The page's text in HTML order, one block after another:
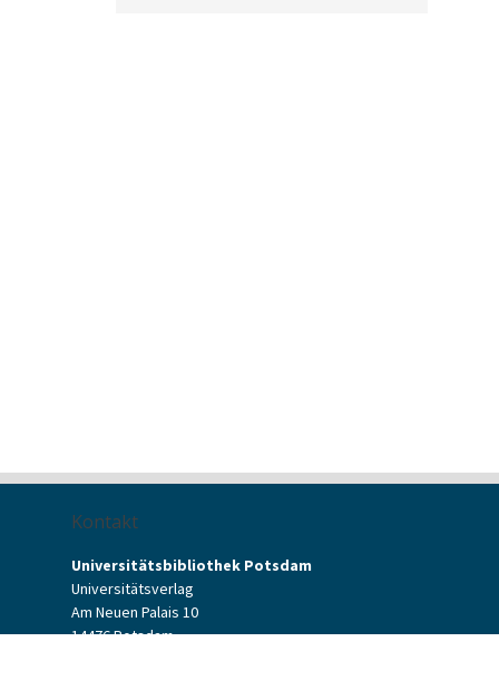
Kontakt
Universitätsbibliothek Potsdam
Universitätsverlag
Am Neuen Palais 10
14476 Potsdam